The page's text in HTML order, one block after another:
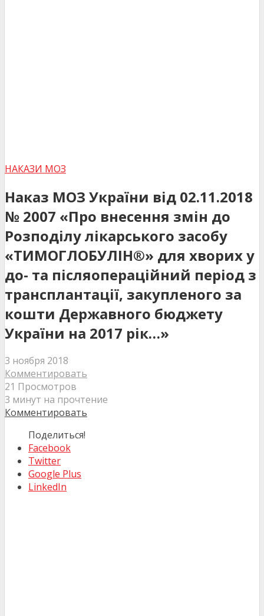
НАКАЗИ МОЗ
Наказ МОЗ України від 02.11.2018
№ 2007 «Про внесення змін до
Розподілу лікарського засобу
«ТИМОГЛОБУЛІН®» для хворих у
до- та післяопераційний період з
трансплантації, закупленого за
кошти Державного бюджету
України на 2017 рік…»
3 ноября 2018
Комментировать
21 Просмотров
3 минут на прочтение
Комментировать
Поделиться!
Facebook
Twitter
Google Plus
LinkedIn